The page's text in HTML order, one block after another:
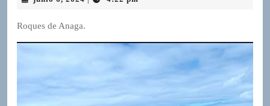
Anaga.
Roques de Anaga.